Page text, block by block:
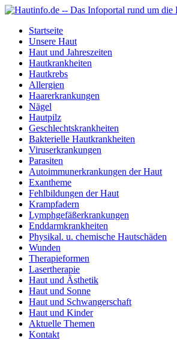
Startseite
Unsere Haut
Haut und Jahreszeiten
Hautkrankheiten
Hautkrebs
Allergien
Haarerkrankungen
Nägel
Hautpilz
Geschlechtskrankheiten
Bakterielle Hautkrankheiten
Viruserkrankungen
Parasiten
Autoimmunerkrankungen der Haut
Exantheme
Fehlbildungen der Haut
Krampfadern
Lymphgefäßerkrankungen
Enddarmkrankheiten
Physikal. u. chemische Hautschäden
Wunden
Therapieformen
Lasertherapie
Haut und Ästhetik
Haut und Sonne
Haut und Schwangerschaft
Haut und Kinder
Aktuelle Themen
Kontakt